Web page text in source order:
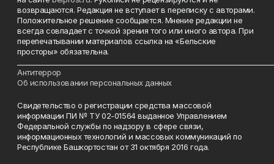
возвращаются. Редакция не вступает в переписку с авторами.
Положительное решение сообщается. Мнение редакции не
всегда совпадает с точкой зрения того или иного автора. При
перепечатывании материалов ссылка на «Бельские
просторы» обязательна.
Антитеррор
Об использовании персональных данных
Свидетельство о регистрации средства массовой
информации ПИ № ТУ 02-01564 выданное Управлением
Федеральной службы по надзору в сфере связи,
информационных технологий и массовых коммуникаций по
Республике Башкортостан от 31 октября 2016 года.